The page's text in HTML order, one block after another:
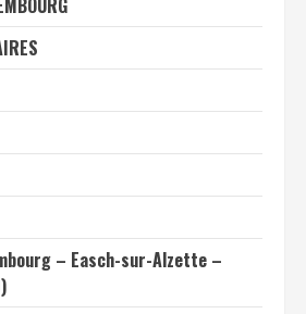
– Easch-sur-Alzette –